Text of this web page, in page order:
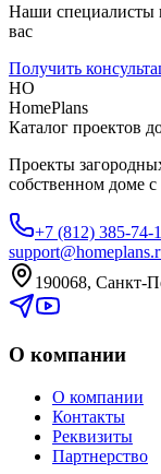
Наши специалисты
вас
Получить
HO
HomePlans
Каталог проектов
Проекты
собственном доме с
+7 (812) 385-74-
190068, Санкт-
О компании
О компании
Контакты
Реквизиты
Партнерство